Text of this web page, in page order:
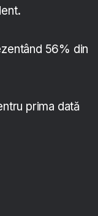
56% din
prima dată